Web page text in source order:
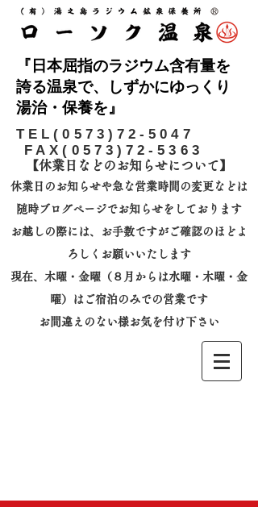
『日本屈指のラジウム含有量を
誇る温泉で、しずかにゆっくり
湯治・保養を』
​TEL(0573)72-5047
FAX(0573)72-5363
【休業日などのお知らせについて】​
休業日のお知らせや急な営業時間の変更などは
随時ブログページでお知らせをしております
お越しの際には、
お手数ですがご確認のほどよ
ろしくお願いいたします
​現在、木曜・金曜（８月からは水曜・木曜・金
曜）はご宿泊のみでの営業です
お間違えのない様お気を付け下さい